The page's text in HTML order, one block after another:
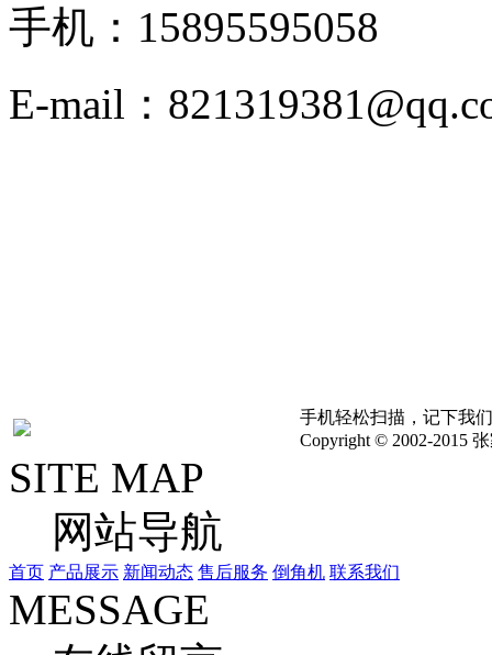
手机：15895595058
E-mail：
手机轻松扫描，记下我
Copyright © 2002-2015
SITE MAP
网站导航
首页 产品展示 新闻动态 售后服务 倒角机 联系我们
MESSAGE